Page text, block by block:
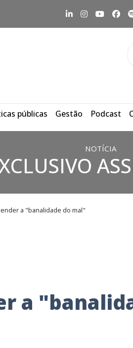
públicas Gestão Podcast
NOTÍCIA
a "banalidade do mal"
a